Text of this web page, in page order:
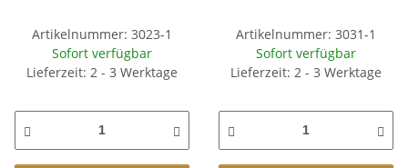
Artikelnummer: 3023-1
Sofort verfügbar
Lieferzeit: 2 - 3 Werktage
Artikelnummer: 3031-1
Sofort verfügbar
Lieferzeit: 2 - 3 Werktage